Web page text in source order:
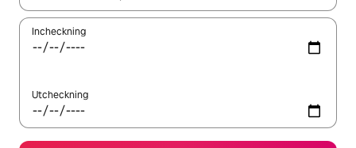
Incheckning
Utcheckning